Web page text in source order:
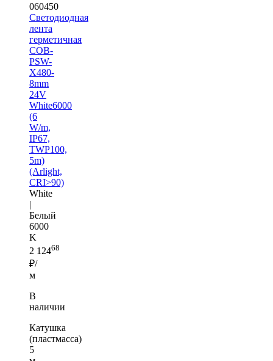
060450
Светодиодная
лента
герметичная
COB-
PSW-
X480-
8mm
24V
White6000
(6
W/m,
IP67,
TWP100,
5m)
(Arlight,
CRI>90)
White
|
Белый
6000
K
2 12468
₽/
м
В
наличии
Катушка
(пластмасса)
5